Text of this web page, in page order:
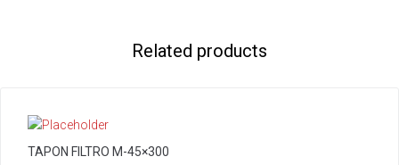
Related products
TAPON FILTRO M-45×300